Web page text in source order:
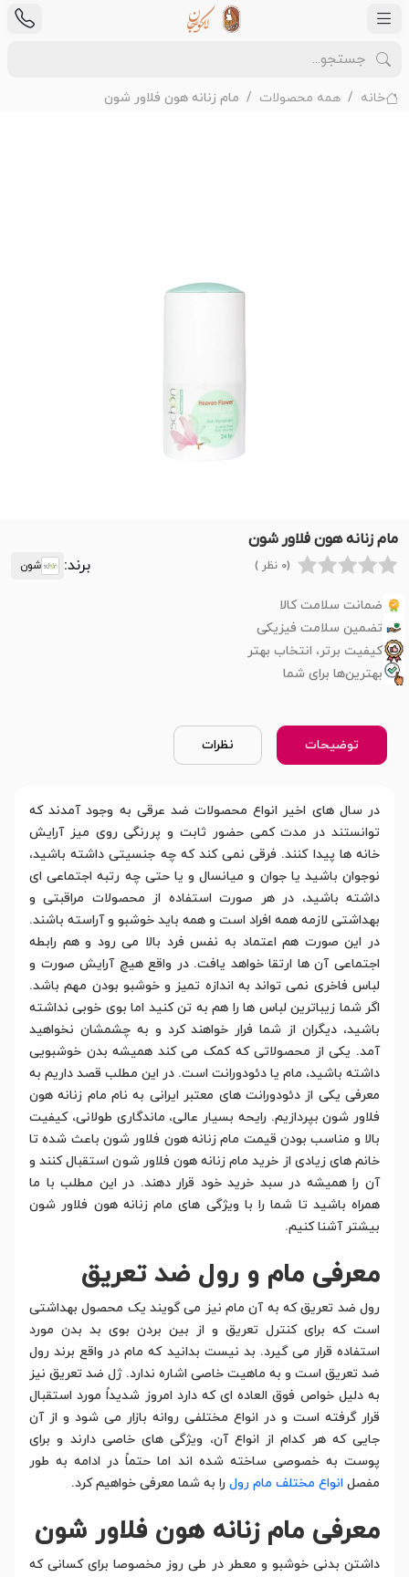
خانه همه محصولات مام زنانه هون فلاور شون
مام زنانه هون فلاور شون
(0 نظر ) برند: شون
ضمانت سلامت کالا
تضمین سلامت فیزیکی
کیفیت برتر، انتخاب بهتر
بهترین‌ها برای شما
توضیحات نظرات
در سال های اخیر انواع محصولات ضد عرقی به وجود آمدند که
توانستند در مدت کمی حضور ثابت و پررنگی روی میز آرایش
خانه ها پیدا کنند. فرقی نمی کند که چه جنسیتی داشته باشید،
نوجوان باشید یا جوان و میانسال و یا حتی چه رتبه اجتماعی ای
داشته باشید، در هر صورت استفاده از محصولات مراقبتی و
بهداشتی لازمه همه افراد است و همه باید خوشبو و آراسته باشند.
در این صورت هم اعتماد به نفس فرد بالا می رود و هم رابطه
اجتماعی آن ها ارتقا خواهد یافت. در واقع هیچ آرایش صورت و
لباس فاخری نمی تواند به اندازه تمیز و خوشبو بودن مهم باشد.
اگر شما زیباترین لباس ها را هم به تن کنید اما بوی خوبی نداشته
باشید، دیگران از شما فرار خواهند کرد و به چشمشان نخواهید
آمد. یکی از محصولاتی که کمک می کند همیشه بدن خوشبویی
داشته باشید، مام یا دئودورانت است. در این مطلب قصد داریم به
معرفی یکی از دئودورانت های معتبر ایرانی به نام مام زنانه هون
فلاور شون بپردازیم. رایحه بسیار عالی، ماندگاری طولانی، کیفیت
بالا و مناسب بودن قیمت مام زنانه هون فلاور شون باعث شده تا
خانم های زیادی از خرید مام زنانه هون فلاور شون استقبال کنند و
آن را همیشه در سبد خرید خود قرار دهند. در این مطلب با ما
همراه باشید تا شما را با ویژگی های مام زنانه هون فلاور شون
بیشتر آشنا کنیم.
معرفی مام و رول ضد تعریق
رول ضد تعریق که به آن مام نیز می گویند یک محصول بهداشتی
است که برای کنترل تعریق و از بین بردن بوی بد بدن مورد
استفاده قرار می گیرد. بد نیست بدانید که مام در واقع برند رول
ضد تعریق است و به ماهیت خاصی اشاره ندارد. ژل ضد تعریق نیز
به دلیل خواص فوق العاده ای که دارد امروز شدیداً مورد استقبال
قرار گرفته است و در انواع مختلفی روانه بازار می شود و از آن
جایی که هر کدام از انواع آن، ویژگی های خاصی دارند و برای
پوست به خصوصی ساخته شده اند اما حتماً در ادامه به طور
مفصل انواع مختلف مام رول را به شما معرفی خواهیم کرد.
معرفی مام زنانه هون فلاور شون
داشتن بدنی خوشبو و معطر در طی روز مخصوصا برای کسانی که